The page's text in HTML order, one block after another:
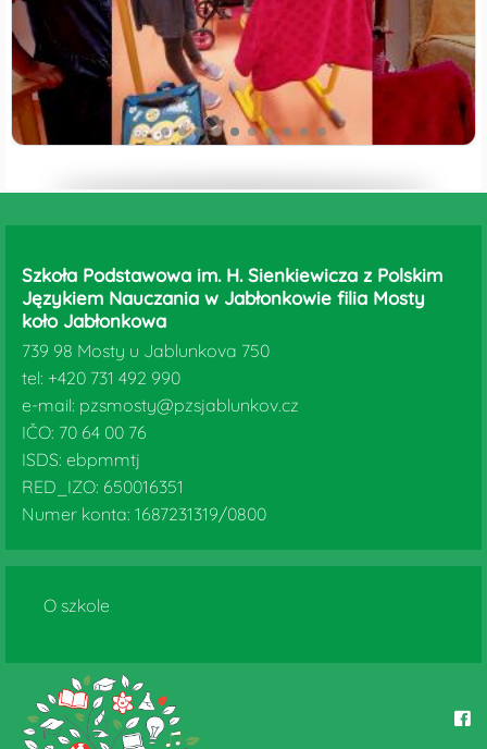
Szkoła Podstawowa im. H. Sienkiewicza z Polskim
Językiem Nauczania w Jabłonkowie filia Mosty
koło Jabłonkowa
739 98 Mosty u Jablunkova 750
tel: +420 731 492 990
e-mail: pzsmosty@pzsjablunkov.cz
IČO: 70 64 00 76
ISDS: ebpmmtj
RED_IZO: 650016351
Numer konta: 1687231319/0800
O szkole